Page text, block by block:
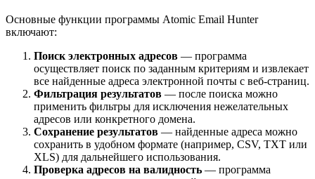
Основные функции программы Atomic Email Hunter
включают:
Поиск электронных адресов — программа
осуществляет поиск по заданным критериям и извлекает
все найденные адреса электронной почты с веб-страниц.
Фильтрация результатов — после поиска можно
применить фильтры для исключения нежелательных
адресов или конкретного домена.
Сохранение результатов — найденные адреса можно
сохранить в удобном формате (например, CSV, TXT или
XLS) для дальнейшего использования.
Проверка адресов на валидность — программа